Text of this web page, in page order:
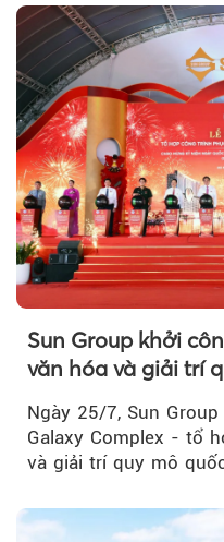
Sun Group khởi
văn hóa và giải trí
Ngày 25/7, Sun
Galaxy Complex - tổ
và giải trí quy mô